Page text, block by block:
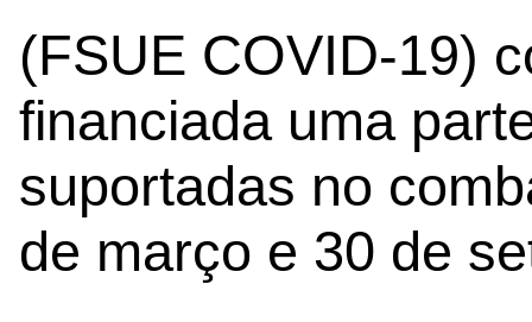
(FSUE COVID-19)
financiada uma
suportadas no
de março e 30 de